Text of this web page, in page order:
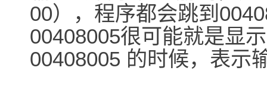
00），程序都会跳到
00408005很可能就是显
00408005 的时候，表示